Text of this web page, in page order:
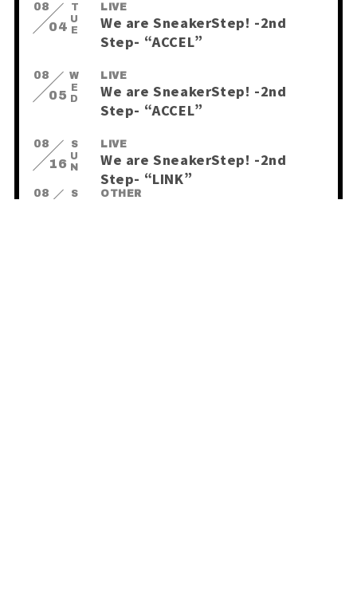
08
04 TUE LIVE
We are SneakerStep! -2nd
Step- “ACCEL”
08
05 WED LIVE
We are SneakerStep! -2nd
Step- “ACCEL”
08
16 SUN LIVE
We are SneakerStep! -2nd
Step- “LINK”
08 SUN OTHER